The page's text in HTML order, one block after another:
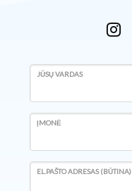
JŪSŲ VARDAS
ĮMONĖ
EL.PAŠTO ADRESAS (BŪTINA)